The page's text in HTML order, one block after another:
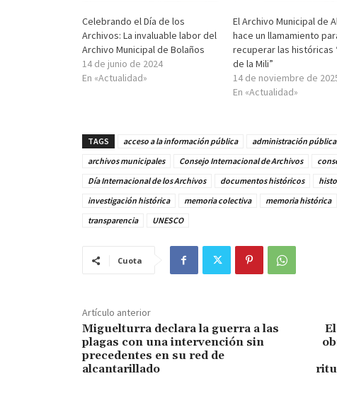
Celebrando el Día de los
Archivos: La invaluable labor del
Archivo Municipal de Bolaños
14 de junio de 2024
En «Actualidad»
El Archivo Municipal de
hace un llamamiento
recuperar las históricas
de la Mili”
14 de noviembre de
En «Actualidad»
TAGS acceso a la información pública administración pública
archivos municipales
Consejo Internacional de Archivos
Día Internacional de los Archivos
documentos históricos
investigación histórica
memoria colectiva memoria histórica
transparencia
UNESCO
Cuota
Artículo anterior
Miguelturra declara la guerra a las
plagas con una intervención sin
precedentes en su red de
alcantarillado